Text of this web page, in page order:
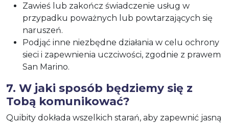
Zawieś lub zakończ świadczenie usług w
przypadku poważnych lub powtarzających się
naruszeń.
Podjąć inne niezbędne działania w celu ochrony
sieci i zapewnienia uczciwości, zgodnie z prawem
San Marino.
7. W jaki sposób będziemy się z
Tobą komunikować?
Quibity dokłada wszelkich starań, aby zapewnić jasną